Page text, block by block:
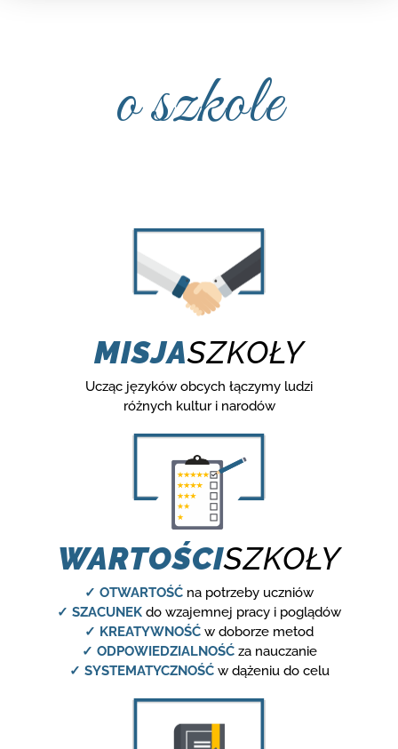
o szkole
MISJASZKOŁY
Ucząc języków obcych łączymy ludzi
różnych kultur i narodów
WARTOŚCISZKOŁY
✓ OTWARTOŚĆ na potrzeby uczniów
✓ SZACUNEK do wzajemnej pracy i poglądów
✓ KREATYWNOŚĆ w doborze metod
✓ ODPOWIEDZIALNOŚĆza nauczanie
✓ SYSTEMATYCZNOŚĆw dążeniu do celu